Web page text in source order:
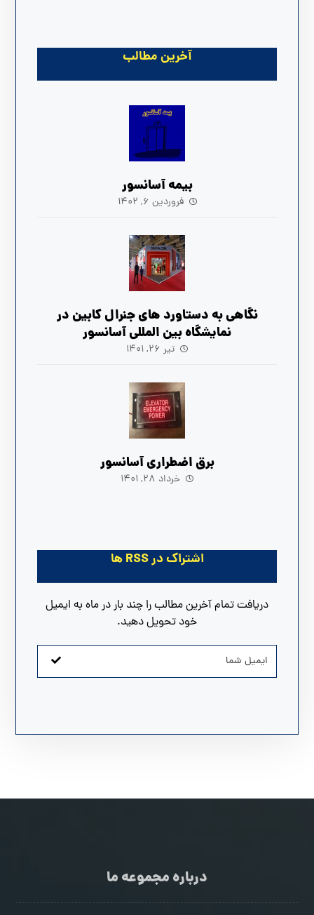
آخرین مطالب
بیمه آسانسور
فروردین ۶, ۱۴۰۲
نگاهی به دستاورد های جنرال کابین در
نمایشگاه بین المللی آسانسور
تیر ۲۶, ۱۴۰۱
برق اضطراری آسانسور
خرداد ۲۸, ۱۴۰۱
اشتراک در RSS ها
دریافت تمام آخرین مطالب را چند بار در ماه به ایمیل
خود تحویل دهید.
درباره مجموعه ما